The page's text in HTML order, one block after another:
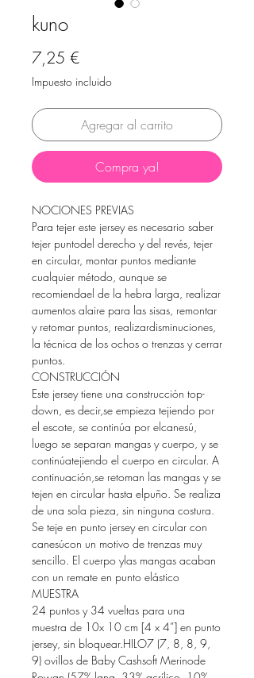
kuno
7,25 €Precio
Impuesto incluido
Agregar al carrito
Compra ya!
NOCIONES PREVIAS
Para tejer este jersey es necesario saber
tejer puntodel derecho y del revés, tejer
en circular, montar puntos mediante
cualquier método, aunque se
recomiendael de la hebra larga, realizar
aumentos alaire para las sisas, remontar
y retomar puntos, realizardisminuciones,
la técnica de los ochos o trenzas y cerrar
puntos.
CONSTRUCCIÓN
Este jersey tiene una construcción top-
down, es decir,se empieza tejiendo por
el escote, se continúa por elcanesú,
luego se separan mangas y cuerpo, y se
continúatejiendo el cuerpo en circular. A
continuación,se retoman las mangas y se
tejen en circular hasta elpuño. Se realiza
de una sola pieza, sin ninguna costura.
Se teje en punto jersey en circular con
canesúcon un motivo de trenzas muy
sencillo. El cuerpo ylas mangas acaban
con un remate en punto elástico
MUESTRA
24 puntos y 34 vueltas para una
muestra de 10x 10 cm [4 x 4”] en punto
jersey, sin bloquear.HILO7 (7, 8, 8, 9,
9) ovillos de Baby Cashsoft Merinode